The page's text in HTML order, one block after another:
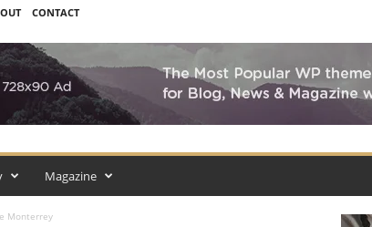
CONTACT
Magazine
Monterrey